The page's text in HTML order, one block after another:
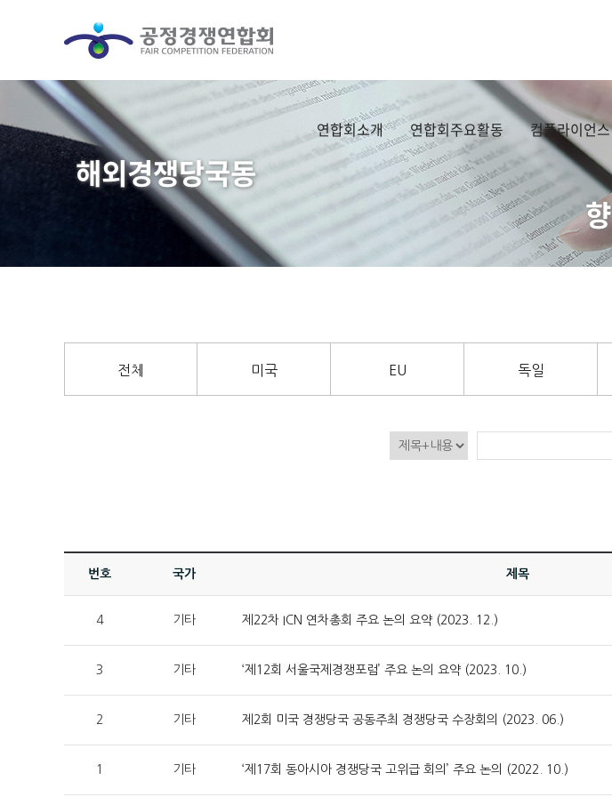
연합회소개 연합회주요활동 컴플라이언스
해외경쟁당국동
향
전체 미국 EU 독일
번호 국가 제목
4 기타 제22차 ICN 연차총회 주요 논의 요약 (2023. 12.)
3 기타 ‘제12회 서울국제경쟁포럼’ 주요 논의 요약 (2023. 10.)
2 기타 제2회 미국 경쟁당국 공동주최 경쟁당국 수장회의 (2023. 06.)
1 기타 ‘제17회 동아시아 경쟁당국 고위급 회의’ 주요 논의 (2022. 10.)